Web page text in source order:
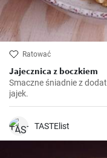
Ratować
Jajecznica z boczkiem
Smaczne śniadnie z
jajek.
TASTElist